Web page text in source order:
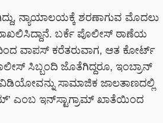
ನ್ಯಾಯಾಲಯಕ್ಕೆ ಶರಣಾಗುವ ಮೊದಲು
ಬರ್ಕೆ ಪೊಲೀಸ್ ಠಾಣೆಯ
ವಾಪಸ್ ಕರೆತರುವಾಗ, ಆತ ಕೋರ್ಟ್
ಸಿಬ್ಬಂದಿ ಜೊತೆಗಿದ್ದರೂ, ಇಂಬ್ರಾನ್
ಸಾಮಾಜಿಕ ಜಾಲತಾಣದಲ್ಲಿ
ಎಂಬ ಇನ್‌ಸ್ಟಾಗ್ರಾಮ್ ಖಾತೆಯಿಂದ